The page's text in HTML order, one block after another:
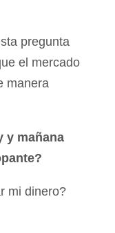
pregunta
el mercado
manera
y mañana
mi dinero?